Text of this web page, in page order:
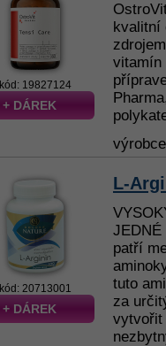
kód: 19827124
+ DÁREK
kvalitní
vitamín
kód: 20713001
+ DÁREK
L-
JEDNÉ
patří
tuto
za
vytvořit